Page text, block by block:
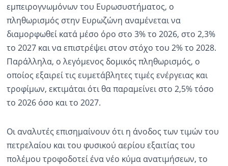
εμπειρογνωμόνων του Ευρωσυστήματος, ο
πληθωρισμός στην Ευρωζώνη αναμένεται να
διαμορφωθεί κατά μέσο όρο στο 3% το 2026, στο 2,3%
το 2027 και να επιστρέψει στον στόχο του 2% το 2028.
Παράλληλα, ο λεγόμενος δομικός πληθωρισμός, ο
οποίος εξαιρεί τις ευμετάβλητες τιμές ενέργειας και
τροφίμων, εκτιμάται ότι θα παραμείνει στο 2,5% τόσο
το 2026 όσο και το 2027.
Οι αναλυτές επισημαίνουν ότι η άνοδος των τιμών του
πετρελαίου και του φυσικού αερίου εξαιτίας του
πολέμου τροφοδοτεί ένα νέο κύμα ανατιμήσεων, το